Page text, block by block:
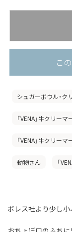
こ
シュガーボウル・ク
「VENA」牛クリーマ
「VENA」牛クリーマ
動物さん 「
ボレス社より少し小